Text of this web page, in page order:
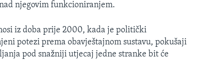
njegovim funkcioniranjem.
iz doba prije 2000, kada je politički
potezi prema obavještajnom sustavu, pokušaji
pod snažniji utjecaj jedne stranke bit će